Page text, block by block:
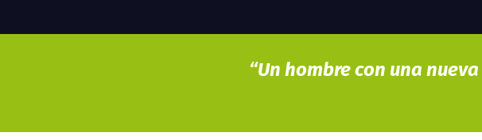
Hola! Somos
“Un hombre con una